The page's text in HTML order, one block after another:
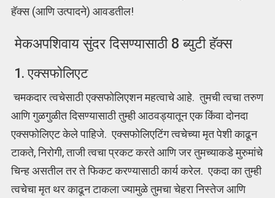
हॅक्स (आणि उत्‍पादने) आवडतील!
मेकअपशिवाय सुंदर दिसण्यासाठी 8 ब्युटी हॅक्स
1. एक्सफोलिएट
चमकदार त्वचेसाठी एक्सफोलिएशन महत्वाचे आहे. तुमची त्वचा तरुण
आणि गुळगुळीत दिसण्यासाठी तुम्ही आठवड्यातून एक किंवा दोनदा
एक्सफोलिएट केले पाहिजे. एक्सफोलिएटिंग त्वचेच्या मृत पेशी काढून
टाकते, निरोगी, ताजी त्वचा प्रकट करते आणि जर तुमच्याकडे मुरुमांचे
चिन्ह असतील तर ते फिकट करण्यासाठी कार्य करेल. एकदा का तुम्ही
त्वचेचा मृत थर काढून टाकला ज्यामुळे तुमचा चेहरा निस्तेज आणि